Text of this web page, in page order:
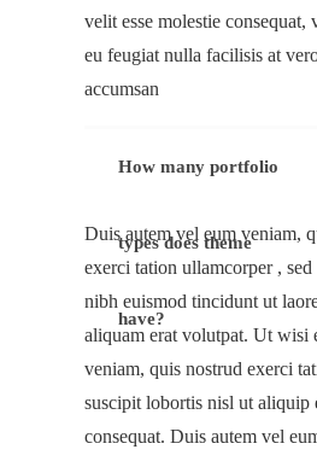
velit esse molestie
eu feugiat nulla facilisis at
accumsan
How many portfolio
types does theme
have?
Duis autem vel eum veniam,
exerci tation ullamcorper ,
nibh euismod tincidunt ut
aliquam erat volutpat. Ut wisi
veniam, quis nostrud exerci
suscipit lobortis nisl ut aliquip
consequat. Duis autem vel